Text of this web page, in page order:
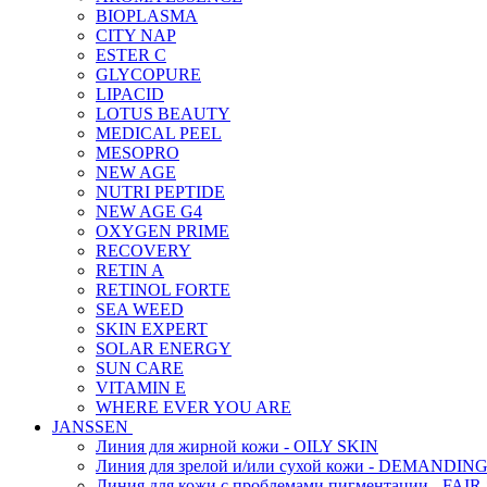
BIOPLASMA
CITY NAP
ESTER C
GLYCOPURE
LIPACID
LOTUS BEAUTY
MEDICAL PEEL
MESOPRO
NEW AGE
NUTRI PEPTIDE
NEW AGE G4
OXYGEN PRIME
RECOVERY
RETIN A
RETINOL FORTE
SEA WEED
SKIN EXPERT
SOLAR ENERGY
SUN CARE
VITAMIN E
WHERE EVER YOU ARE
JANSSEN
Линия для жирной кожи - OILY SKIN
Линия для зрелой и/или сухой кожи -